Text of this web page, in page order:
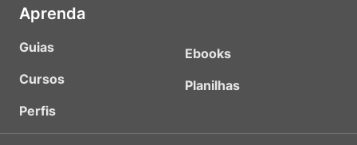
Aprenda
Guias
Cursos
Perfis
Ebooks
Planilhas